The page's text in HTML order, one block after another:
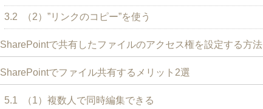
3.2 （2）”リンクのコピー”を使う
SharePointで共有したファイルのアクセス権を設定する方法
SharePointでファイル共有するメリット2選
5.1 （1）複数人で同時編集できる